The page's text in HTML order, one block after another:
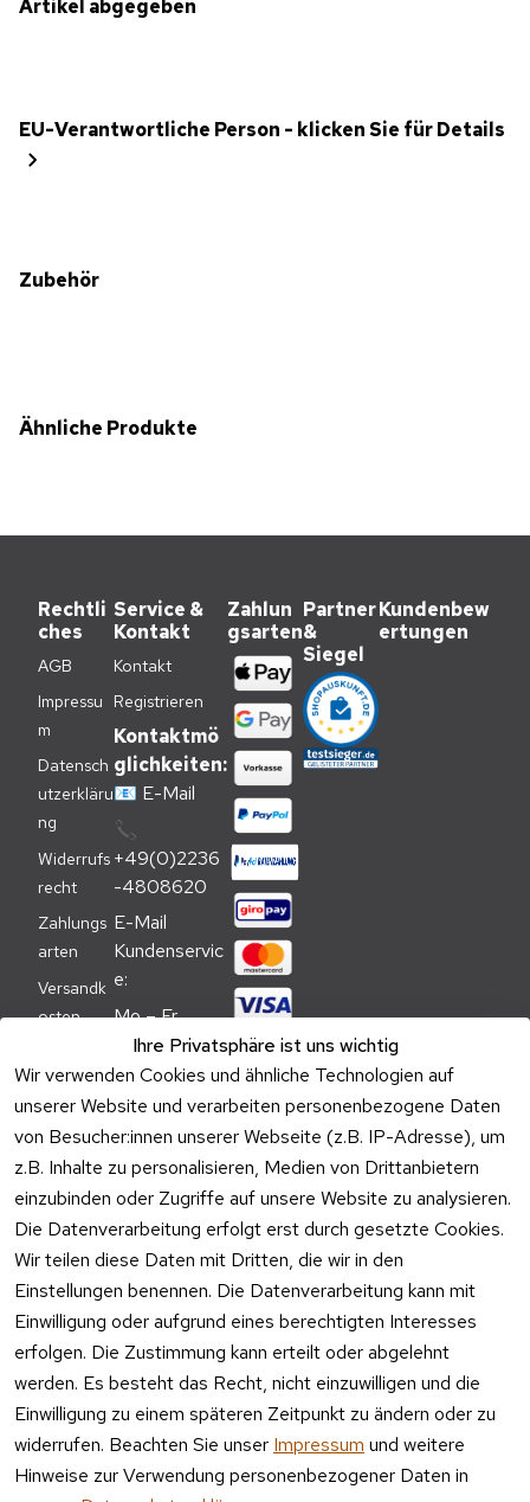
Artikel abgegeben
EU-Verantwortliche Person - klicken Sie für Details
Zubehör
Ähnliche Produkte
Ihre Privatsphäre ist uns wichtig
Wir verwenden Cookies und ähnliche Technologien auf
unserer Website und verarbeiten personenbezogene Daten
von Besucher:innen unserer Webseite (z.B. IP-Adresse), um
z.B. Inhalte zu personalisieren, Medien von Drittanbietern
einzubinden oder Zugriffe auf unsere Website zu analysieren.
Die Datenverarbeitung erfolgt erst durch gesetzte Cookies.
Wir teilen diese Daten mit Dritten, die wir in den
Einstellungen benennen. Die Datenverarbeitung kann mit
Einwilligung oder aufgrund eines berechtigten Interesses
erfolgen. Die Zustimmung kann erteilt oder abgelehnt
werden. Es besteht das Recht, nicht einzuwilligen und die
Einwilligung zu einem späteren Zeitpunkt zu ändern oder zu
widerrufen. Beachten Sie unser Impressum und weitere
Hinweise zur Verwendung personenbezogener Daten in
Rechtli
ches
AGB
Impressu
m
Datensch
utzerkläru
ng
Widerrufs
recht
Zahlungs
arten
Versandk
osten
nweis
Verpacku
ngshinwei
se
Altgeräte
-
Entsorgu
ng
Vertrag
widerrufen
Service &
Kontakt
Kontakt
Registrieren
Kontaktmö
glichkeiten:
📧 E-Mail
📞
+49(0)2236
-4808620
E-Mail
Kundenservic
e:
Mo – Fr
09:00 –
17:00 Uhr
Telefon
Kundenservic
e:
Mo – Fr 11:00
– 15:00 Uhr
Zahlun
gsarten
Versa
ndpa
rtner
Partner
&
Siegel
Kundenbew
ertungen